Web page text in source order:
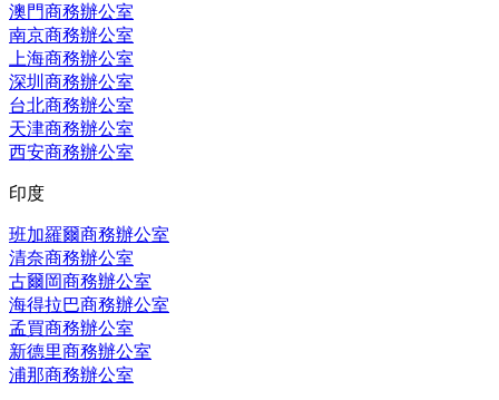
澳門商務辦公室
南京商務辦公室
上海商務辦公室
深圳商務辦公室
台北商務辦公室
天津商務辦公室
西安商務辦公室
印度
班加羅爾商務辦公室
清奈商務辦公室
古爾岡商務辦公室
海得拉巴商務辦公室
孟買商務辦公室
新德里商務辦公室
浦那商務辦公室